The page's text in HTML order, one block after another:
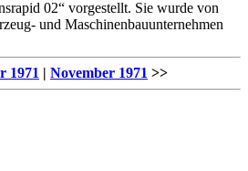
02“ vorgestellt. Sie wurde von
und Maschinenbauunternehmen
1971 | November 1971 >>